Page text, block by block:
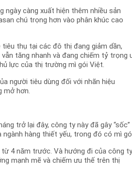
ngày càng xuất hiện thêm nhiều sản
chú trọng hơn vào phân khúc cao
thụ tại các đô thị đang giảm dần,
tăng nhanh và đang chiếm tỷ trọng
lực của thị trường mì gói Việt.
người tiêu dùng đối với nhãn hiệu
mở hơn.
trở lại đây, công ty này đã gây “sốc”
hàng thiết yếu, trong đó có mì
4 năm trước. Và hướng đi của công
mạnh mẽ và chiếm ưu thế trên thị